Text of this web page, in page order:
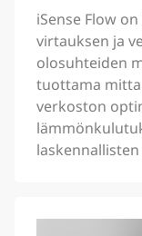
iSense Flow
virtauksen ja
olosuhteiden
tuottama
verkoston